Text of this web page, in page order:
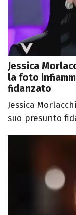
Jessica
la foto
fidanzato
Jessica
suo presunto